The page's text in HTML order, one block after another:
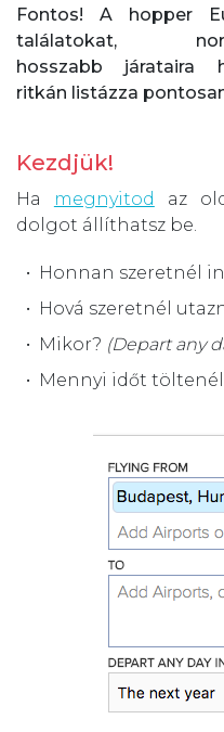
Fontos! A hopper
találatokat,
hosszabb járataira
ritkán listázza
Kezdjük!
Ha megnyitod az
dolgot állíthatsz be.
Honnan szeretnél
Hová szeretnél
Mikor? (Depart any
Mennyi időt töltenél